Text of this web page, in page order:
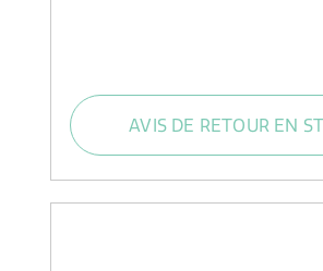
AVIS DE RETOUR EN